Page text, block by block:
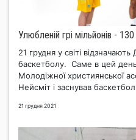
Улюбленій грі мільйонів - 130
21 грудня у світі
баскетболу. Саме в цей
Молодіжної християнської
Нейсміт і заснував
21 грудня 2021